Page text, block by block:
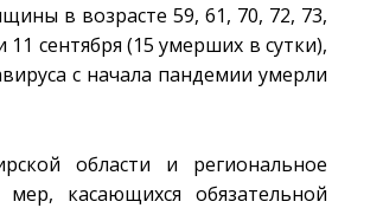
в возрасте 59, 61, 70, 72, 73,
сентября (15 умерших в сутки),
с начала пандемии умерли
области и региональное
касающихся обязательной